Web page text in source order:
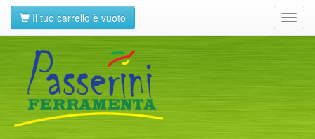
Il tuo carrello è vuoto